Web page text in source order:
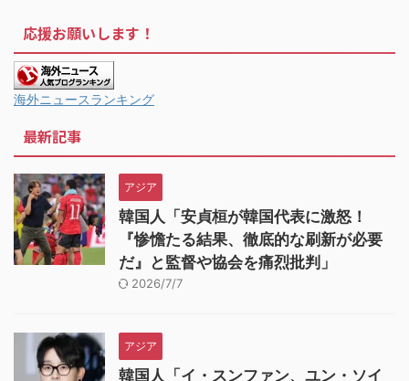
応援お願いします！
海外ニュースランキング
最新記事
アジア
韓国人「安貞桓が韓国代表に激怒！
『惨憺たる結果、徹底的な刷新が必要
だ』と監督や協会を痛烈批判」
2026/7/7
アジア
韓国人「イ・スンファン、ユン・ソイ